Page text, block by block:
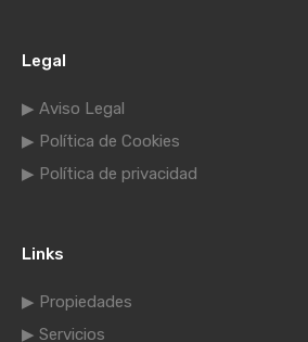
Legal
▶ Aviso Legal
▶ Política de Cookies
▶ Política de privacidad
Links
▶ Propiedades
▶ Servicios